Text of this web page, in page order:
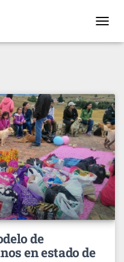
de
en estado de